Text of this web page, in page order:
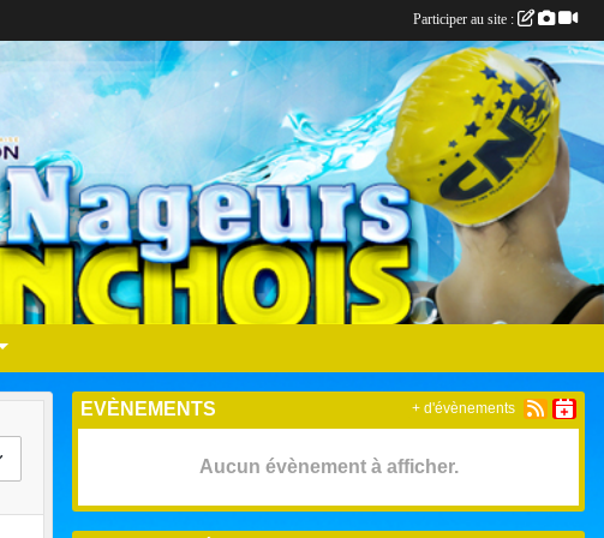
EVÈNEMENTS
Aucun évènement à afficher.
+ d'évènements
Participer au site :